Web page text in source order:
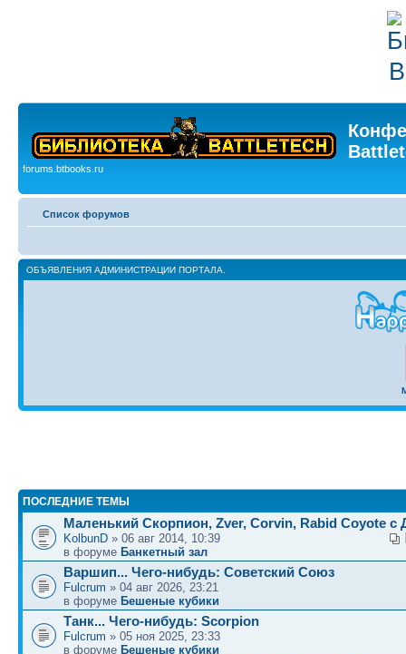
forums.btbooks.ru
Список форумов
ОБЪЯВЛЕНИЯ АДМИНИСТРАЦИИ ПОРТАЛА.
ПОСЛЕДНИЕ ТЕМЫ
Маленький Скорпион, Zver, Corvin, Rabid Coyote с
KolbunD » 06 авг 2014, 10:39
в форуме Банкетный зал
Варшип... Чего-нибудь: Советский Союз
Fulcrum » 04 авг 2026, 23:21
в форуме Бешеные кубики
Танк... Чего-нибудь: Scorpion
Fulcrum » 05 ноя 2025, 23:33
в форуме Бешеные кубики